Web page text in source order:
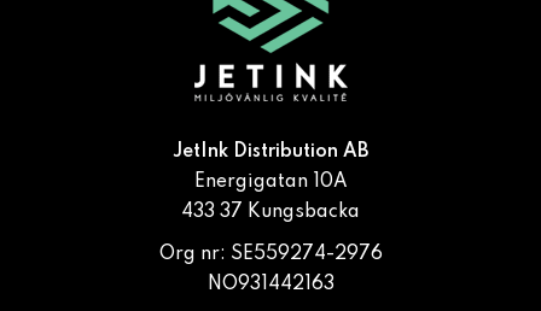
JetInk Distribution AB
Energigatan 10A
433 37 Kungsbacka
Org nr: SE559274-2976
NO931442163